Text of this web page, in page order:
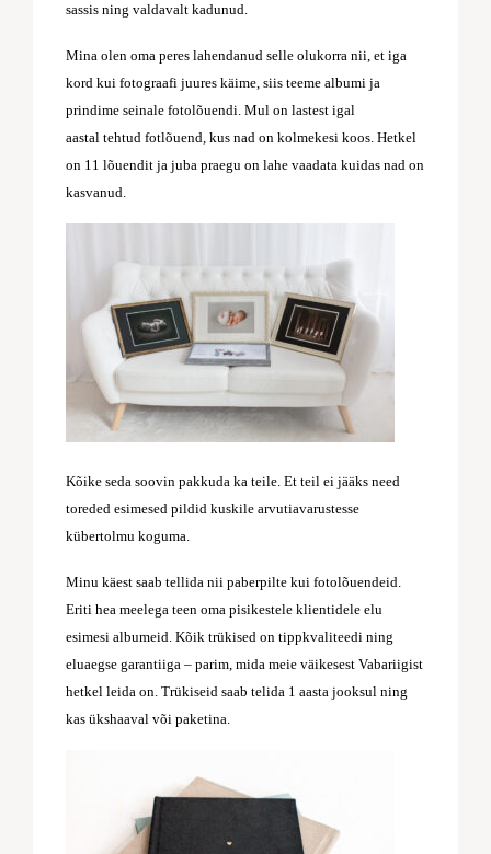
sassis ning valdavalt kadunud.
Mina olen oma peres lahendanud selle olukorra nii, et iga
kord kui fotograafi juures käime, siis teeme albumi ja
prindime seinale fotolõuendi. Mul on lastest igal
aastal tehtud fotlõuend, kus nad on kolmekesi koos. Hetkel
on 11 lõuendit ja juba praegu on lahe vaadata kuidas nad on
kasvanud.
Kõike seda soovin pakkuda ka teile. Et teil ei jääks need
toreded esimesed pildid kuskile arvutiavarustesse
kübertolmu koguma.
Minu käest saab tellida nii paberpilte kui fotolõuendeid.
Eriti hea meelega teen oma pisikestele klientidele elu
esimesi albumeid. Kõik trükised on tippkvaliteedi ning
eluaegse garantiiga – parim, mida meie väikesest Vabariigist
hetkel leida on. Trükiseid saab telida 1 aasta jooksul ning
kas ükshaaval või paketina.